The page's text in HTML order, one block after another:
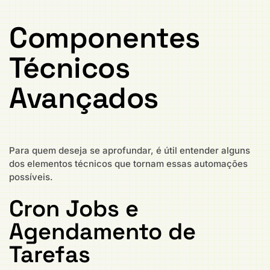
Componentes
Técnicos
Avançados
Para quem deseja se aprofundar, é útil entender alguns
dos elementos técnicos que tornam essas automações
possíveis.
Cron Jobs e
Agendamento de
Tarefas